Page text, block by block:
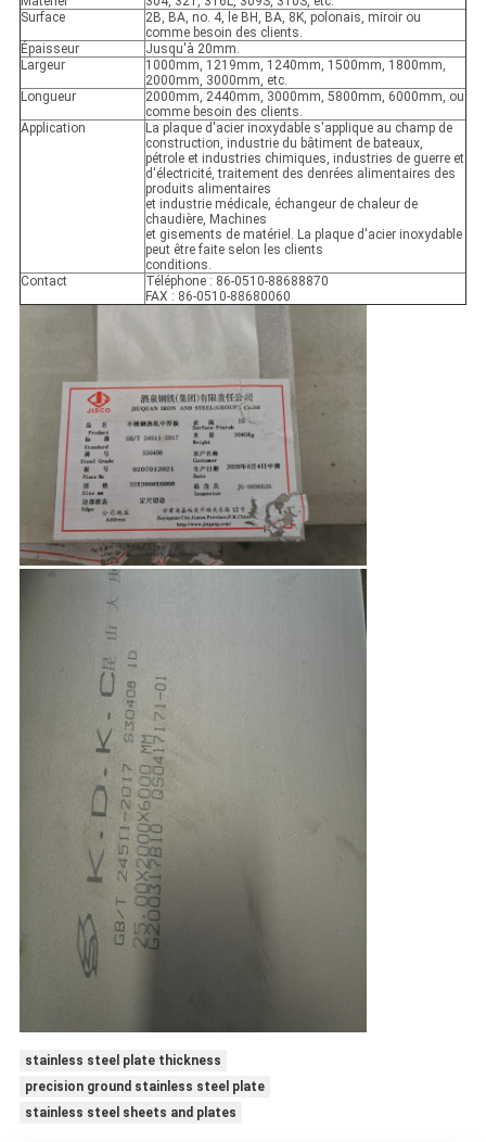
Surface
2B, BA, no. 4, le BH, BA, 8K, polonais, miroir ou
comme besoin des clients.
Épaisseur
Jusqu'à 20mm.
Largeur
1000mm, 1219mm, 1240mm, 1500mm, 1800mm,
2000mm, 3000mm, etc.
Longueur
2000mm, 2440mm, 3000mm, 5800mm, 6000mm, ou
comme besoin des clients.
Application
La plaque d'acier inoxydable s'applique au champ de
construction, industrie du bâtiment de bateaux,
pétrole et industries chimiques, industries de guerre et
d'électricité, traitement des denrées alimentaires des
produits alimentaires
et industrie médicale, échangeur de chaleur de
chaudière, Machines
et gisements de matériel. La plaque d'acier inoxydable
peut être faite selon les clients
conditions.
Contact
Téléphone : 86-0510-88688870
FAX : 86-0510-88680060
stainless steel plate thickness
precision ground stainless steel plate
stainless steel sheets and plates